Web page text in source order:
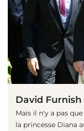
David
Mais il n'y a pas
la princesse Diana